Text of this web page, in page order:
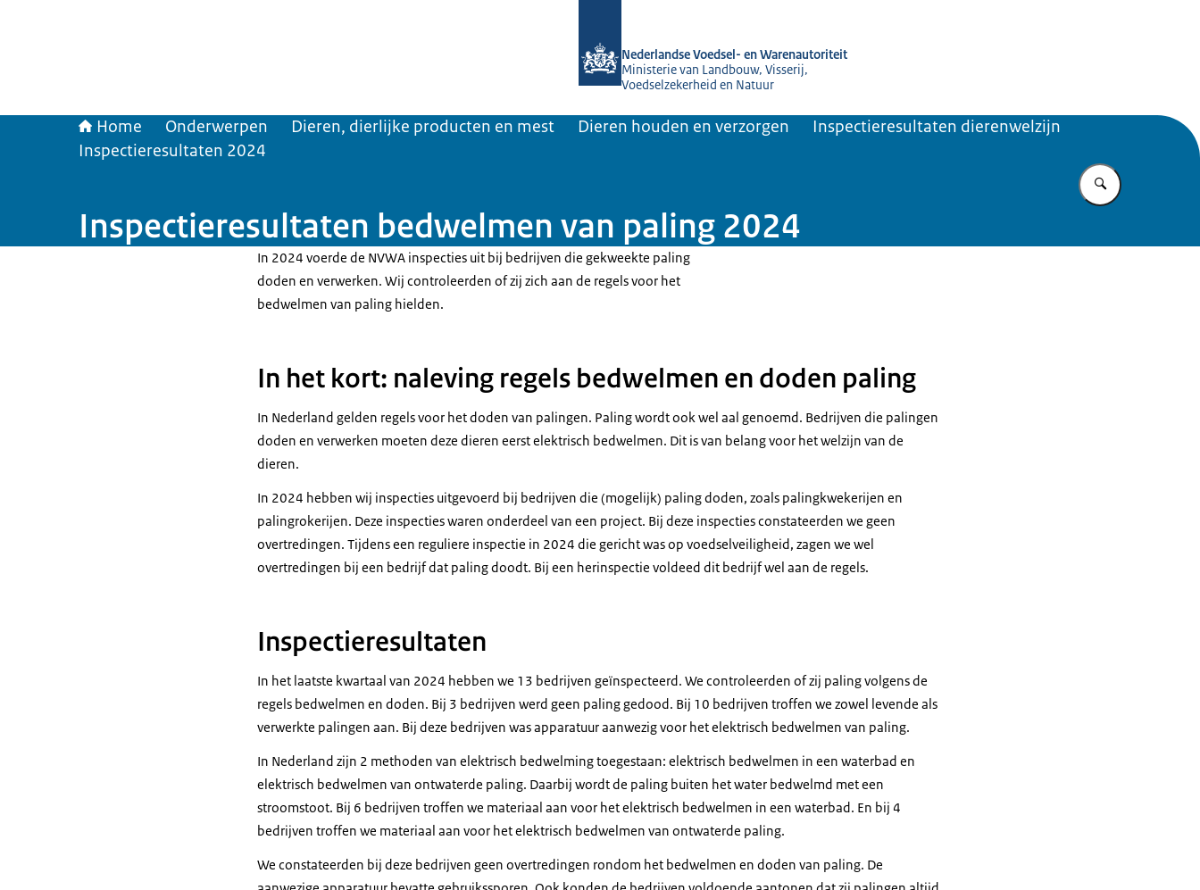
Nederlandse Voedsel- en Warenautoriteit
Ministerie van Landbouw, Visserij,
Voedselzekerheid en Natuur
Home Onderwerpen Dieren, dierlijke producten en mest Dieren houden en verzorgen
Inspectieresultaten dierenwelzijn
Inspectieresultaten 2024
Inspectieresultaten bedwelmen van paling 2024
In 2024 voerde de NVWA inspecties uit bij bedrijven die gekweekte paling
doden en verwerken. Wij controleerden of zij zich aan de regels voor het
bedwelmen van paling hielden.
In het kort: naleving regels bedwelmen en doden paling
In Nederland gelden regels voor het doden van palingen. Paling wordt ook wel aal genoemd. Bedrijven die palingen
doden en verwerken moeten deze dieren eerst elektrisch bedwelmen. Dit is van belang voor het welzijn van de
dieren.
In 2024 hebben wij inspecties uitgevoerd bij bedrijven die (mogelijk) paling doden, zoals palingkwekerijen en
palingrokerijen. Deze inspecties waren onderdeel van een project. Bij deze inspecties constateerden we geen
overtredingen. Tijdens een reguliere inspectie in 2024 die gericht was op voedselveiligheid, zagen we wel
overtredingen bij een bedrijf dat paling doodt. Bij een herinspectie voldeed dit bedrijf wel aan de regels.
Inspectieresultaten
In het laatste kwartaal van 2024 hebben we 13 bedrijven geïnspecteerd. We controleerden of zij paling volgens de
regels bedwelmen en doden. Bij 3 bedrijven werd geen paling gedood. Bij 10 bedrijven troffen we zowel levende als
verwerkte palingen aan. Bij deze bedrijven was apparatuur aanwezig voor het elektrisch bedwelmen van paling.
In Nederland zijn 2 methoden van elektrisch bedwelming toegestaan: elektrisch bedwelmen in een waterbad en
elektrisch bedwelmen van ontwaterde paling. Daarbij wordt de paling buiten het water bedwelmd met een
stroomstoot. Bij 6 bedrijven troffen we materiaal aan voor het elektrisch bedwelmen in een waterbad. En bij 4
bedrijven troffen we materiaal aan voor het elektrisch bedwelmen van ontwaterde paling.
We constateerden bij deze bedrijven geen overtredingen rondom het bedwelmen en doden van paling. De